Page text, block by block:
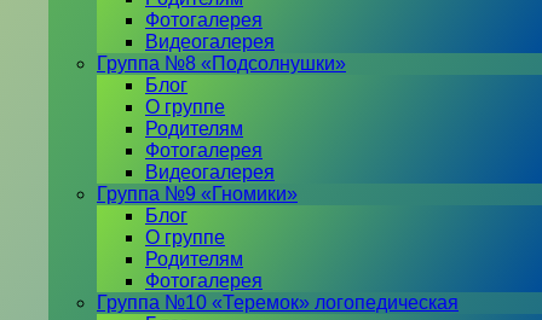
Фотогалерея
Видеогалерея
Группа №8 «Подсолнушки»
Блог
О группе
Родителям
Фотогалерея
Видеогалерея
Группа №9 «Гномики»
Блог
О группе
Родителям
Фотогалерея
Группа №10 «Теремок» логопедическая